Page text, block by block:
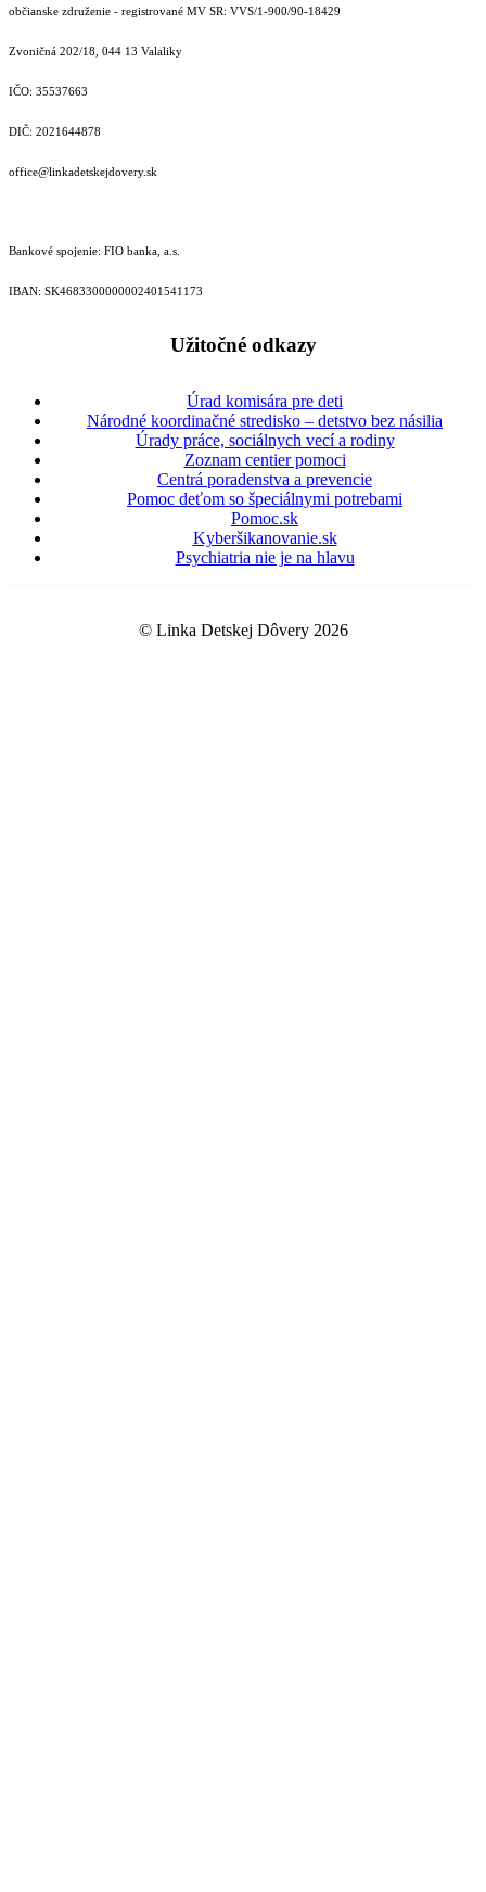
občianske združenie - registrované MV SR: VVS/1-900/90-18429
Zvoničná 202/18, 044 13 Valaliky
IČO: 35537663
DIČ: 2021644878
office@linkadetskejdovery.sk
Bankové spojenie: FIO banka, a.s.
IBAN: SK46833000000­02401541173
Užitočné odkazy
Úrad komisára pre deti
Národné koordinačné stredisko – detstvo bez násilia
Úrady práce, sociálnych vecí a rodiny
Zoznam centier pomoci
Centrá poradenstva a prevencie
Pomoc deťom so špeciálnymi potrebami
Pomoc.sk
Kyberšikanovanie.sk
Psychiatria nie je na hlavu
© Linka Detskej Dôvery 2026